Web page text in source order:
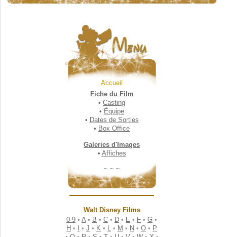
Accueil
Fiche du Film
•Casting
• Équipe
• Dates de Sorties
• Box Office
Galeries d'Images
• Affiches
~ ~ ~
Walt Disney Films
0-9 •A• B •C • D • E • F •G •
H • •J • K • L • M • N •O • P